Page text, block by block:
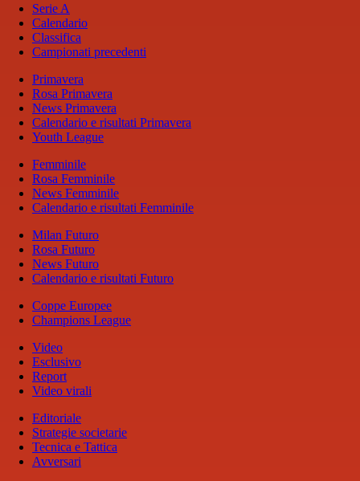
Serie A
Calendario
Classifica
Campionati precedenti
Primavera
Rosa Primavera
News Primavera
Calendario e risultati Primavera
Youth League
Femminile
Rosa Femminile
News Femminile
Calendario e risultati Femminile
Milan Futuro
Rosa Futuro
News Futuro
Calendario e risultati Futuro
Coppe Europee
Champions League
Video
Esclusivo
Report
Video virali
Editoriale
Strategie societarie
Tecnica e Tattica
Avversari